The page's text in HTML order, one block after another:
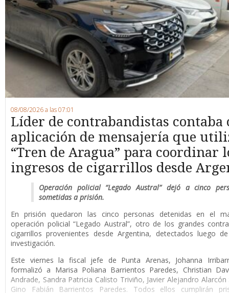
08/08/2026 a las 07:01
Líder de contrabandistas contaba
aplicación de mensajería que
“Tren de Aragua” para coordinar
ingresos de cigarrillos desde
Operación policial “Legado Austral” dejó a cinco
sometidas a prisión.
En prisión quedaron las cinco personas detenidas en el
operación policial “Legado Austral”, otro de los grandes
cigarrillos provenientes desde Argentina, detectados luego
investigación.
Este viernes la fiscal jefe de Punta Arenas, Johanna
formalizó a Marisa Poliana Barrientos Paredes, Christian
Andrade, Sandra Patricia Calisto Triviño, Javier Alejandro Alarcón
Gino Fabián Barrientos Paredes. Todos ellos cumplirán